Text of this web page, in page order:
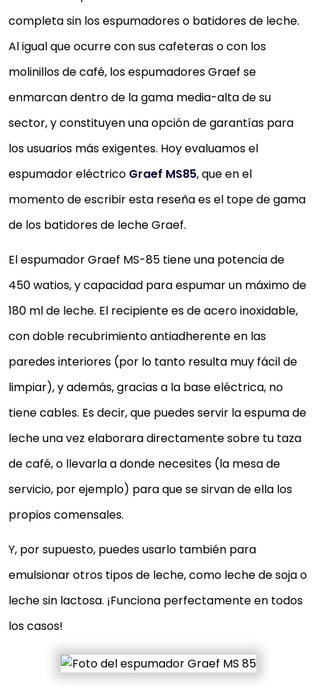
completa sin los espumadores o batidores de leche.
Al igual que ocurre con sus cafeteras o con los
molinillos de café, los espumadores Graef se
enmarcan dentro de la gama media-alta de su
sector, y constituyen una opción de garantías para
los usuarios más exigentes. Hoy evaluamos el
espumador eléctrico Graef MS85, que en el
momento de escribir esta reseña es el tope de gama
de los batidores de leche Graef.
El espumador Graef MS-85 tiene una potencia de
450 watios, y capacidad para espumar un máximo de
180 ml de leche. El recipiente es de acero inoxidable,
con doble recubrimiento antiadherente en las
paredes interiores (por lo tanto resulta muy fácil de
limpiar), y además, gracias a la base eléctrica, no
tiene cables. Es decir, que puedes servir la espuma de
leche una vez elaborara directamente sobre tu taza
de café, o llevarla a donde necesites (la mesa de
servicio, por ejemplo) para que se sirvan de ella los
propios comensales.
Y, por supuesto, puedes usarlo también para
emulsionar otros tipos de leche, como leche de soja o
leche sin lactosa. ¡Funciona perfectamente en todos
los casos!